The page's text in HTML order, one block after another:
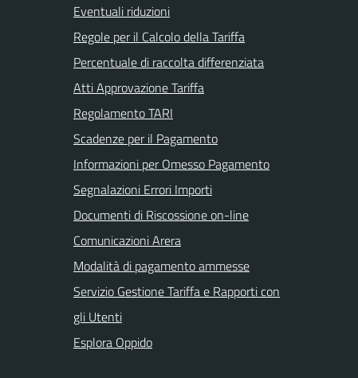
Eventuali riduzioni
Regole per il Calcolo della Tariffa
Percentuale di raccolta differenziata
Atti Approvazione Tariffa
Regolamento TARI
Scadenze per il Pagamento
Informazioni per Omesso Pagamento
Segnalazioni Errori Importi
Documenti di Riscossione on-line
Comunicazioni Arera
Modalità di pagamento ammesse
Servizio Gestione Tariffa e Rapporti con
gli Utenti
Esplora Oppido